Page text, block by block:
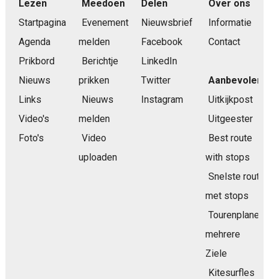
Lezen
Startpagina
Agenda
Prikbord
Nieuws
Links
Video's
Foto's
Meedoen
Evenement
melden
Berichtje
prikken
Nieuws
melden
Video
uploaden
Delen
Nieuwsbrief
Facebook
LinkedIn
Twitter
Instagram
Over ons
Informatie
Contact
Aanbevolen
Uitkijkpost
Uitgeester
Best route
with stops
Snelste route
met stops
Tourenplaner
mehrere
Ziele
Kitesurfles